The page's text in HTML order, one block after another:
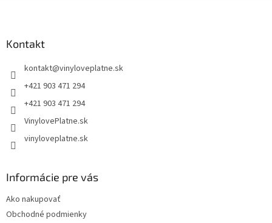
Kontakt
kontakt@vinyloveplatne.sk
+421 903 471 294
+421 903 471 294
VinylovePlatne.sk
vinyloveplatne.sk
Informácie pre vás
Ako nakupovať
Obchodné podmienky